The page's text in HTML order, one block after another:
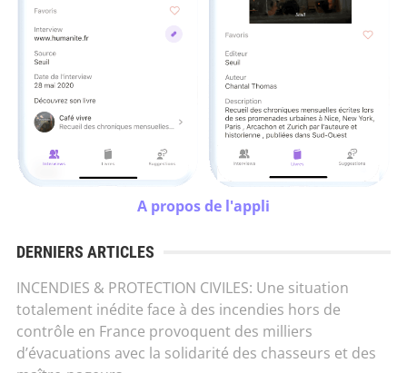
A propos de l'appli
DERNIERS ARTICLES
INCENDIES & PROTECTION CIVILES: Une situation
totalement inédite face à des incendies hors de
contrôle en France provoquent des milliers
d’évacuations avec la solidarité des chasseurs et des